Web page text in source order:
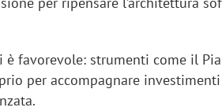
favorevole: strumenti come il
per accompagnare